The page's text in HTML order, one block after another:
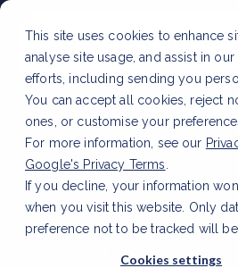
This site uses cookies to enhance
analyse site usage, and assist in our
efforts, including sending you
You can accept all cookies, reject
ones, or customise your
For more information, see our
Google's Privacy Terms
If you decline, your information
when you visit this website. Only
preference not to be tracked will be
Cookies settings
LAATSTE ARTIKEL
CSRD
leverancier: wat verandert er
artikel